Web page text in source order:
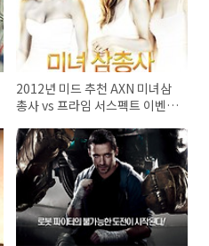
2012년 미드 추천 AXN 미녀삼
총사 vs 프라임 서스펙트 이벤트